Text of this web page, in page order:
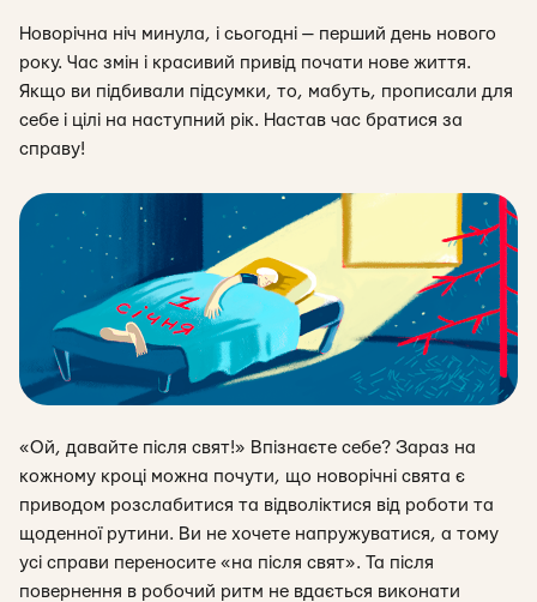
Новорічна ніч минула, і сьогодні — перший день нового
року. Час змін і красивий привід почати нове життя.
Якщо ви підбивали підсумки, то, мабуть, прописали для
себе і цілі на наступний рік. Настав час братися за
справу!
«Ой, давайте після свят!» Впізнаєте себе? Зараз на
кожному кроці можна почути, що новорічні свята є
приводом розслабитися та відволіктися від роботи та
щоденної рутини. Ви не хочете напружуватися, а тому
усі справи переносите «на після свят». Та після
повернення в робочий ритм не вдається виконати